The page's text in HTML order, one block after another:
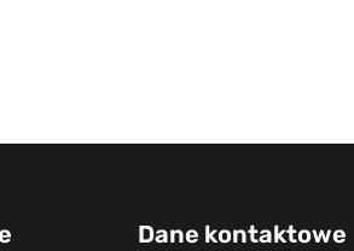
Dane kontaktowe